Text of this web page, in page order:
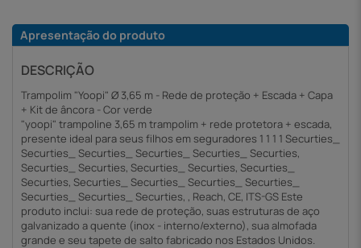
Apresentação do produto
DESCRIÇÃO
Trampolim "Yoopi" Ø 3,65 m - Rede de proteção + Escada + Capa
+ Kit de âncora - Cor verde
"yoopi" trampoline 3,65 m trampolim + rede protetora + escada,
presente ideal para seus filhos em seguradores 1 1 1 1 Securties_
Securties_ Securties_ Securties_ Securties_ Securties,
Securties_ Securties, Securties_ Securties, Securties_
Securties, Securties_ Securties_ Securties_ Securties_
Securties_ Securties_ Securties, , Reach, CE, ITS-GS Este
produto inclui: sua rede de proteção, suas estruturas de aço
galvanizado a quente (inox - interno/externo), sua almofada
grande e seu tapete de salto fabricado nos Estados Unidos.